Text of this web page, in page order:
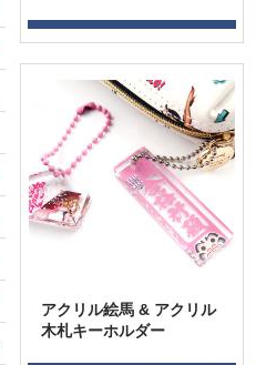
アクリル絵馬 & アクリル
木札キーホルダー